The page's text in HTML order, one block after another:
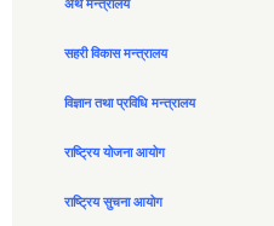
अर्थ मन्त्रालय
सहरी विकास मन्त्रालय
विज्ञान तथा प्रविधि मन्त्रालय
राष्ट्रिय योजना आयोग
राष्ट्रिय सुचना आयोग